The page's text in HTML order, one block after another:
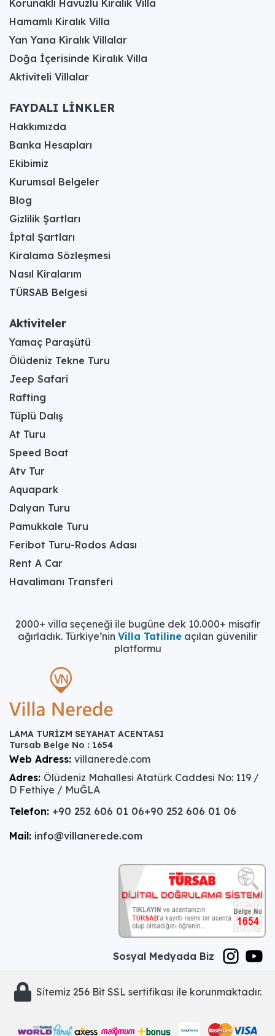
Korunaklı Havuzlu Kiralık Villa
Hamamlı Kiralık Villa
Yan Yana Kiralık Villalar
Doğa İçerisinde Kiralık Villa
Aktiviteli Villalar
FAYDALI LİNKLER
Hakkımızda
Banka Hesapları
Ekibimiz
Kurumsal Belgeler
Blog
Gizlilik Şartları
İptal Şartları
Kiralama Sözleşmesi
Nasıl Kiralarım
TÜRSAB Belgesi
Aktiviteler
Yamaç Paraşütü
Ölüdeniz Tekne Turu
Jeep Safari
Rafting
Tüplü Dalış
At Turu
Speed Boat
Atv Tur
Aquapark
Dalyan Turu
Pamukkale Turu
Feribot Turu-Rodos Adası
Rent A Car
Havalimanı Transferi
2000+ villa seçeneği ile bugüne dek 10.000+ misafir
ağırladık. Türkiye’nin Villa Tatiline açılan güvenilir
platformu
LAMA TURİZM SEYAHAT ACENTASI
Tursab Belge No : 1654
Web Adress: villanerede.com
Adres: Ölüdeniz Mahallesi Atatürk Caddesi No: 119 /
D Fethiye / MuĞLA
Telefon: +90 252 606 01 06+90 252 606 01 06
Mail: info@villanerede.com
Sosyal Medyada Biz
Sitemiz 256 Bit SSL sertifikası ile korunmaktadır.